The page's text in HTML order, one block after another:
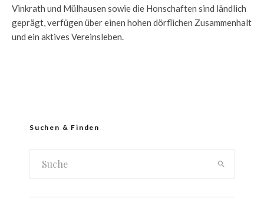
Vinkrath und Mülhausen sowie die Honschaften sind ländlich
geprägt, verfügen über einen hohen dörflichen Zusammenhalt
und ein aktives Vereinsleben.
Suchen & Finden